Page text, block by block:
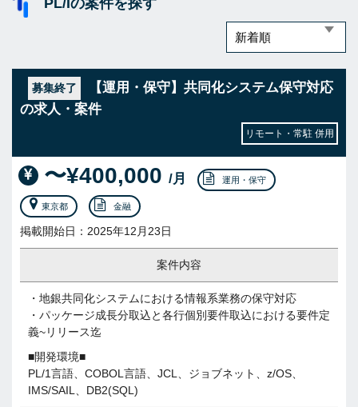
PL/Iの案件を探す
募集終了
【運用・保守】共同化システム保守対応
の求人・案件
リモート・常駐 併用
〜¥400,000 /月 運用・保守
東京都 金融
掲載開始日：2025年12月23日
案件内容
・地銀共同化システムにおける情報系業務の保守対応
・パッケージ成長分取込と各行個別要件取込における要件定
義~リリース迄
■開発環境■
PL/1言語、COBOL言語、JCL、ジョブネット、z/OS、
IMS/SAIL、DB2(SQL)